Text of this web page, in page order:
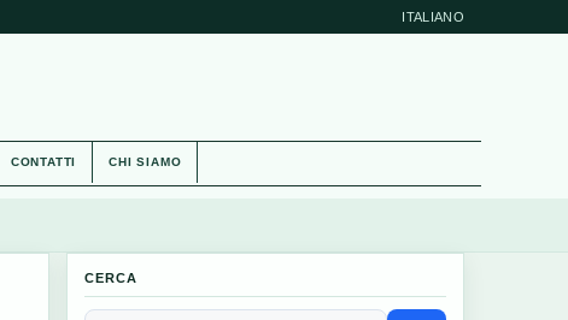
ITALIANO
CONTATTI CHI SIAMO
CERCA